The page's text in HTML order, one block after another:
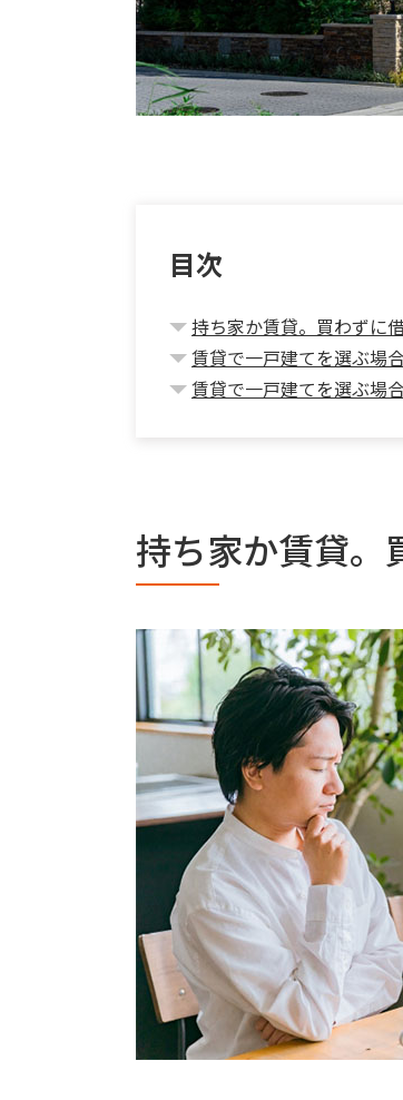
目次
持ち家か賃貸。買わずに
賃貸で一戸建てを選ぶ場
賃貸で一戸建てを選ぶ場
持ち家か賃貸。